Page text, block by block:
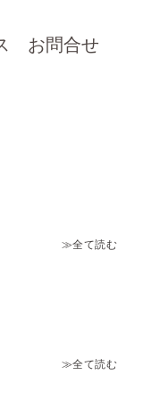
お問合せ
≫全て読む
≫全て読む